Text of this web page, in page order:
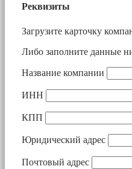
Реквизиты
Загрузите карточку
Либо заполните данные
Название компании
ИНН
КПП
Юридический адрес
Почтовый адрес